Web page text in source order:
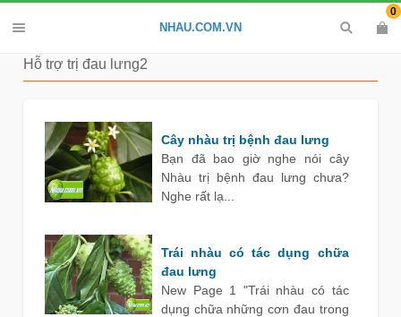
NHAU.COM.VN
0
Hỗ trợ trị đau lưng2
Cây nhàu trị bệnh đau lưng
Bạn đã bao giờ nghe nói cây
Nhàu trị bệnh đau lưng chưa?
Nghe rất lạ...
Trái nhàu có tác dụng chữa
đau lưng
New Page 1 "Trái nhàu có tác
dụng chữa những cơn đau trong